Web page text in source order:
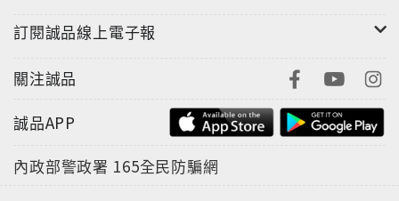
訂閱誠品線上電子報
關注誠品
誠品APP
內政部警政署 165全民防騙網